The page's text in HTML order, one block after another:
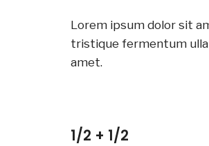
Lorem ipsum dolor sit
tristique fermentum
amet.
1/2 + 1/2